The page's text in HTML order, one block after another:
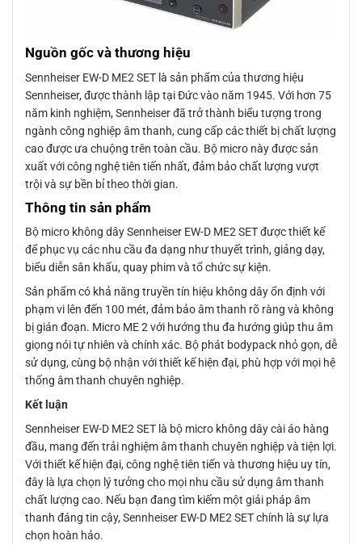
Nguồn gốc và thương hiệu
Sennheiser EW-D ME2 SET là sản phẩm của thương hiệu
Sennheiser, được thành lập tại Đức vào năm 1945. Với hơn 75
năm kinh nghiệm, Sennheiser đã trở thành biểu tượng trong
ngành công nghiệp âm thanh, cung cấp các thiết bị chất lượng
cao được ưa chuộng trên toàn cầu. Bộ micro này được sản
xuất với công nghệ tiên tiến nhất, đảm bảo chất lượng vượt
trội và sự bền bỉ theo thời gian.
Thông tin sản phẩm
Bộ micro không dây Sennheiser EW-D ME2 SET được thiết kế
để phục vụ các nhu cầu đa dạng như thuyết trình, giảng dạy,
biểu diễn sân khấu, quay phim và tổ chức sự kiện.
Sản phẩm có khả năng truyền tín hiệu không dây ổn định với
phạm vi lên đến 100 mét, đảm bảo âm thanh rõ ràng và không
bị gián đoạn. Micro ME 2 với hướng thu đa hướng giúp thu âm
giọng nói tự nhiên và chính xác. Bộ phát bodypack nhỏ gọn, dễ
sử dụng, cùng bộ nhận với thiết kế hiện đại, phù hợp với mọi hệ
thống âm thanh chuyên nghiệp.
Kết luận
Sennheiser EW-D ME2 SET là bộ micro không dây cài áo hàng
đầu, mang đến trải nghiệm âm thanh chuyên nghiệp và tiện lợi.
Với thiết kế hiện đại, công nghệ tiên tiến và thương hiệu uy tín,
đây là lựa chọn lý tưởng cho mọi nhu cầu sử dụng âm thanh
chất lượng cao. Nếu bạn đang tìm kiếm một giải pháp âm
thanh đáng tin cậy, Sennheiser EW-D ME2 SET chính là sự lựa
chọn hoàn hảo.